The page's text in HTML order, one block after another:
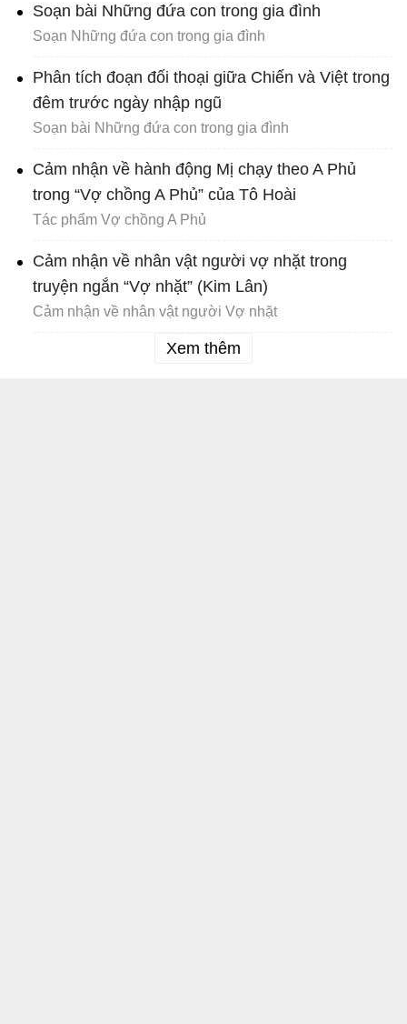
Soạn bài Những đứa con trong gia đình
Soạn Những đứa con trong gia đình
Phân tích đoạn đối thoại giữa Chiến và Việt trong
đêm trước ngày nhập ngũ
Soạn bài Những đứa con trong gia đình
Cảm nhận về hành động Mị chạy theo A Phủ
trong “Vợ chồng A Phủ” của Tô Hoài
Tác phẩm Vợ chồng A Phủ
Cảm nhận về nhân vật người vợ nhặt trong
truyện ngắn “Vợ nhặt” (Kim Lân)
Cảm nhận về nhân vật người Vợ nhặt
Xem thêm